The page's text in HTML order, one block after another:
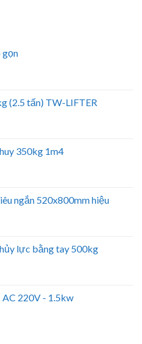
gọn
(2.5 tấn) TW-LIFTER
350kg 1m4
ngắn 520x800mm hiệu
lực bằng tay 500kg
220V - 1.5kw